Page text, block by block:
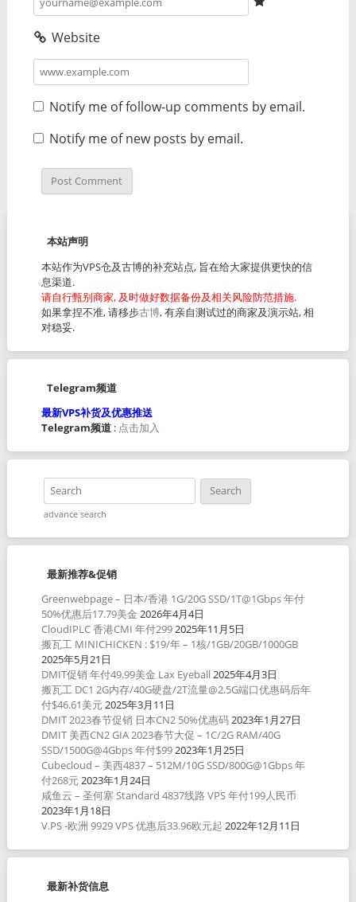
Website
Notify me of follow-up comments by email.
Notify me of new posts by email.
本站声明
本站作为VPS仓及古博的补充站点, 旨在给大家提供更快的信
息渠道.
请自行甄别商家, 及时做好数据备份及相关风险防范措施.
如果拿捏不准, 请移步古博, 有亲自测试过的商家及演示站, 相
对稳妥.
Telegram频道
最新VPS补货及优惠推送
Telegram频道: 点击加入
advance search
最新推荐&促销
Greenwebpage – 日本/香港 1G/20G SSD/1T@1Gbps 年付
50%优惠后17.79美金 2026年4月4日
CloudIPLC 香港CMI 年付2992025年11月5日
搬瓦工 MINICHICKEN : $19/年 – 1核/1GB/20GB/1000GB
2025年5月21日
DMIT促销 年付49.99美金 Lax Eyeball 2025年4月3日
搬瓦工 DC1 2G内存/40G硬盘/2T流量@2.5G端口优惠码后年
付$46.61美元2025年3月11日
DMIT 2023春节促销 日本CN2 50%优惠码2023年1月27日
DMIT 美西CN2 GIA 2023春节大促 – 1C/2G RAM/40G
SSD/1500G@4Gbps 年付$992023年1月25日
Cubecloud – 美西4837 – 512M/10G SSD/800G@1Gbps 年
付268元2023年1月24日
咸鱼云 – 圣何塞 Standard 4837线路 VPS 年付199人民币
2023年1月18日
V.PS -欧洲 9929 VPS 优惠后33.96欧元起 2022年12月11日
最新补货信息